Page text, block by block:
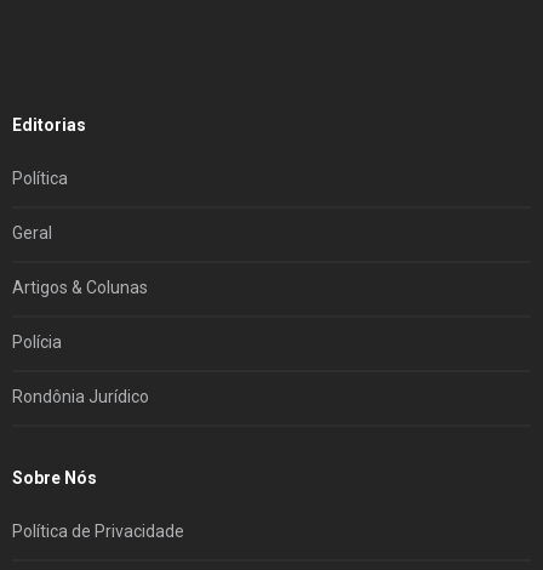
Editorias
Política
Geral
Artigos & Colunas
Polícia
Rondônia Jurídico
Sobre Nós
Política de Privacidade